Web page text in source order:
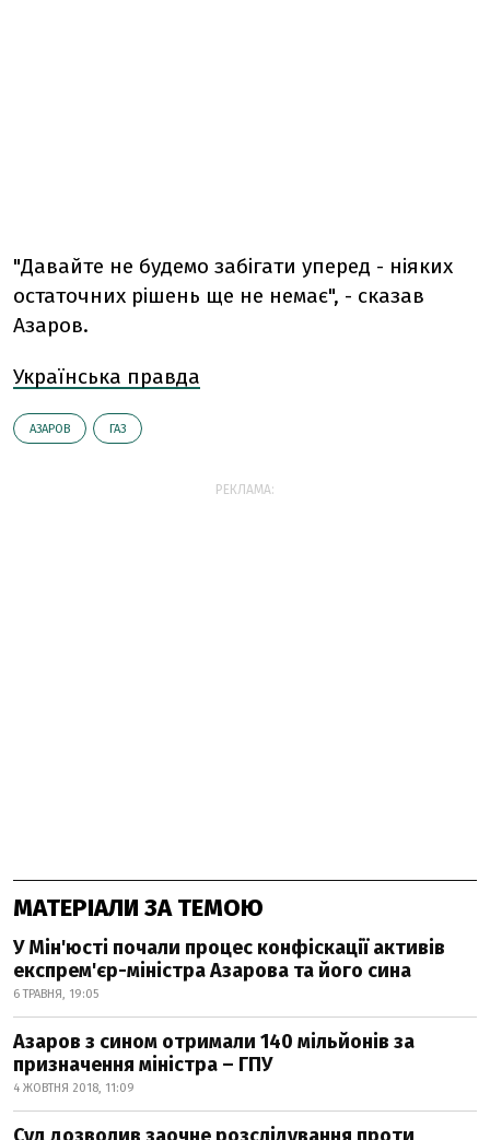
"Давайте не будемо забігати уперед - ніяких
остаточних рішень ще не немає", - сказав
Азаров.
Українська правда
АЗАРОВ ГАЗ
РЕКЛАМА:
МАТЕРІАЛИ ЗА ТЕМОЮ
У Мін'юсті почали процес конфіскації активів
експрем'єр-міністра Азарова та його сина
6 ТРАВНЯ, 19:05
Азаров з сином отримали 140 мільйонів за
призначення міністра – ГПУ
4 ЖОВТНЯ 2018, 11:09